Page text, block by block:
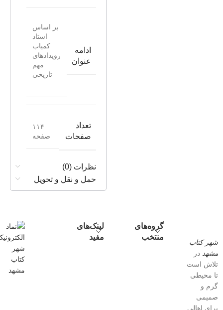
ادامه
عنوان
بر اساس
استاد
کمیاب
رویدادهای
مهم
تاریخی
تعداد
صفحات
۱۱۴
صفحه
نظرات (0)
حمل و نقل و تحویل
شهر کتاب
مشهد در
تلاش است
تا محیطی
گرم و
صمیمی
برای اهالی
گروه‌های
منتخب
لینک‌های
مفید